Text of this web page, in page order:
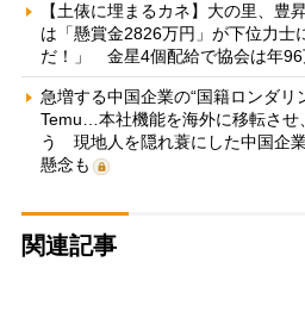
【土俵に埋まるカネ】大の里、豊
は「懸賞金2826万円」が下位力士
だ！」 金星4個配給で協会は年96
急増する中国企業の“国籍ロンダリ
Temu…本社機能を海外に移転させ
う 現地人を隠れ蓑にした中国企
懸念も
関連記事